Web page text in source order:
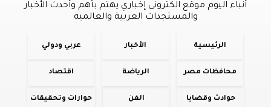
أنباء اليوم موقع الكترونى إخباري يهتم بأهم وأحدث الأخبار
والمستجدات العربية والعالمية
الرئيسية الأخبار عربي ودولي
محافظات مصر الرياضة اقتصاد
حوادث وقضايا الفن حوارات وتحقيقات